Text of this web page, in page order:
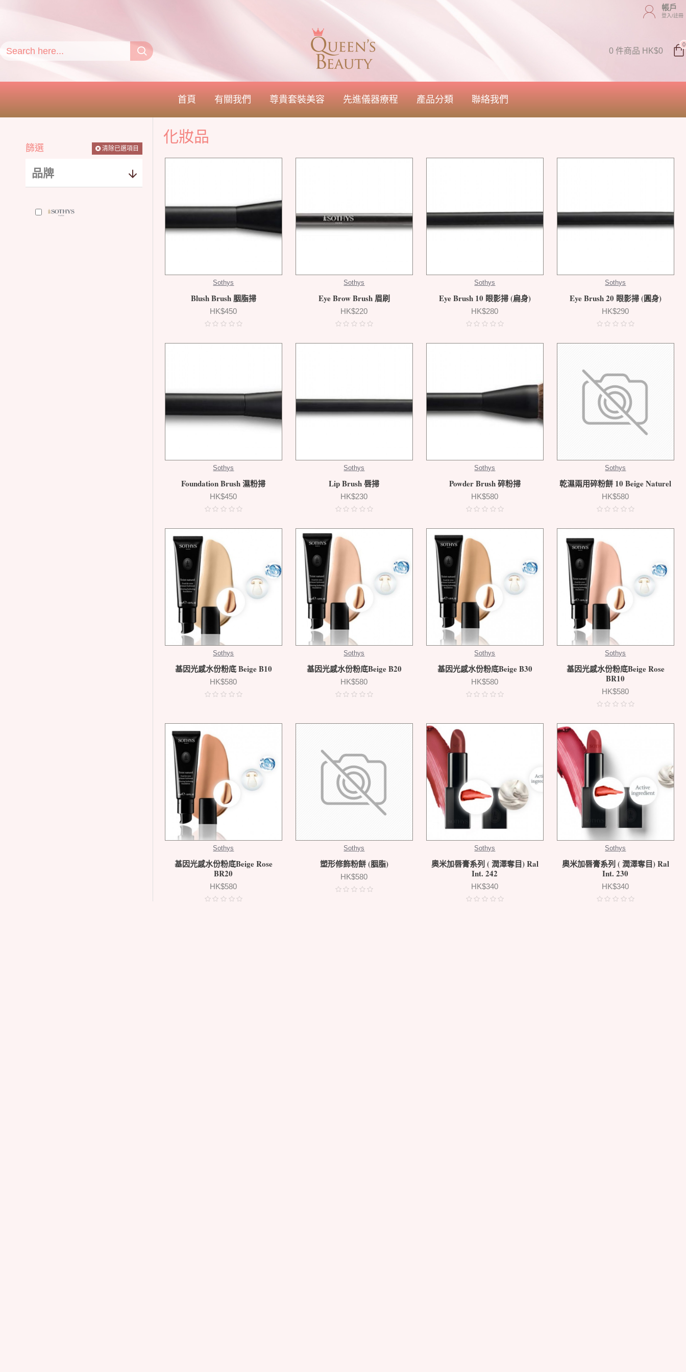
帳戶
登入/註冊
0 件商品 HK$0
0
首頁 有關我們 尊貴套裝美容 先進儀器療程 產品分類 聯絡我們
篩選 清除已選項目
品牌
化妝品
Sothys
Blush Brush 胭脂掃
HK$450
Sothys
Eye Brow Brush 眉刷
HK$220
Sothys
Eye Brush 10 眼影掃 (扁身)
HK$280
Sothys
Eye Brush 20 眼影掃 (圓身)
HK$290
Sothys
Foundation Brush 濕粉掃
HK$450
Sothys
Lip Brush 唇掃
HK$230
Sothys
Powder Brush 碎粉掃
HK$580
Sothys
乾濕兩用碎粉餅 10 Beige Naturel
HK$580
Sothys
基因光感水份粉底 Beige B10
HK$580
Sothys
基因光感水份粉底Beige B20
HK$580
Sothys
基因光感水份粉底Beige B30
HK$580
Sothys
基因光感水份粉底Beige Rose
BR10
HK$580
Sothys
基因光感水份粉底Beige Rose
BR20
HK$580
Sothys
塑形修飾粉餅 (胭脂)
HK$580
Sothys
奧米加唇膏系列 ( 潤澤奪目) Ral
Int. 242
HK$340
Sothys
奧米加唇膏系列 ( 潤澤奪目) Ral
Int. 230
HK$340